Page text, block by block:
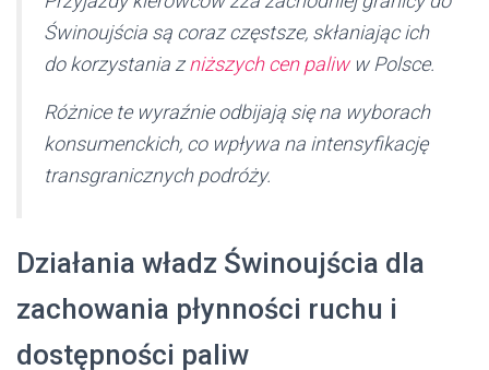
Świnoujścia są coraz częstsze, skłaniając ich
do korzystania zniższych cen paliww Polsce.
Różnice te wyraźnie odbijają się na wyborach
konsumenckich, co wpływa na intensyfikację
transgranicznych podróży.
Działania władz Świnoujścia dla
zachowania płynności ruchu i
dostępności paliw